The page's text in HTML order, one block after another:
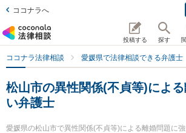
ココナラへ
投稿する 探す
ココナラ法律相談 愛媛県で法律相談できる弁護士
松山市の異性関係(不貞等)によ
い弁護士
愛媛県の松山市で異性関係(不貞等)による離婚問題に